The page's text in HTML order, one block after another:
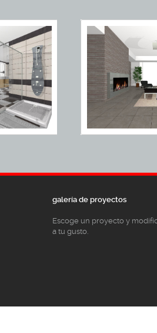
galería de proyectos
Escoge un proyecto y
a tu gusto.